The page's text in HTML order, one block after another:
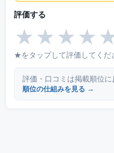
評価する
★ ★ ★ ★
★をタップして評価してくだ
評価・口コミは掲載順位に
順位の仕組みを見る →